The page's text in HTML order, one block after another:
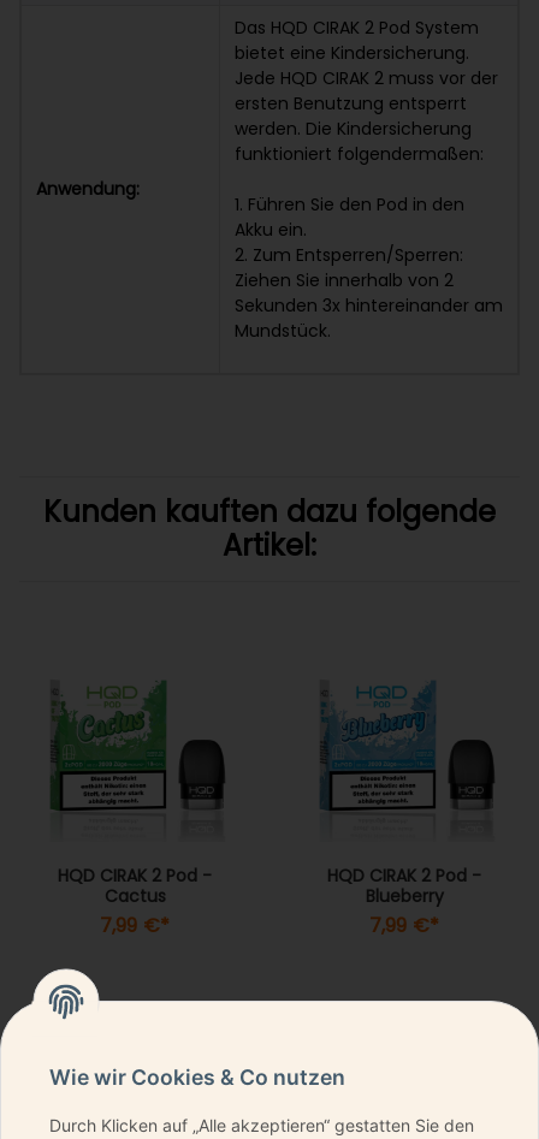
Anwendung:
Das HQD CIRAK 2 Pod System
bietet eine Kindersicherung.
Jede HQD CIRAK 2 muss vor der
ersten Benutzung entsperrt
werden. Die Kindersicherung
funktioniert folgendermaßen:
1. Führen Sie den Pod in den
Akku ein.
2. Zum Entsperren/Sperren:
Ziehen Sie innerhalb von 2
Sekunden 3x hintereinander am
Mundstück.
Kunden kauften dazu folgende
Artikel:
HQD CIRAK 2 Pod -
Cactus
7,99 €*
HQD CIRAK 2 Pod -
Blueberry
7,99 €*
NEWSLETTER ABONNIEREN & KEINE DEALS
Wie wir Cookies & Co nutzen
Durch Klicken auf „Alle akzeptieren“ gestatten Sie den